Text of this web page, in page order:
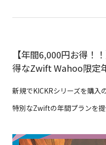
【年間6,000円お得！
得なZwift Wahoo限定
新規でKICKRシリーズを購
特別なZwiftの年間プランを提